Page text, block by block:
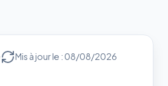
Mis à jour le : 08/08/2026